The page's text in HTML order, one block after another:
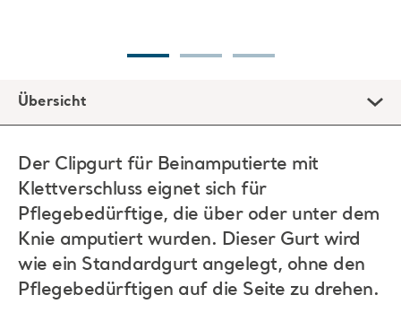
Übersicht
Der Clipgurt für Beinamputierte mit
Klettverschluss eignet sich für
Pflegebedürftige, die über oder unter dem
Knie amputiert wurden. Dieser Gurt wird
wie ein Standardgurt angelegt, ohne den
Pflegebedürftigen auf die Seite zu drehen.